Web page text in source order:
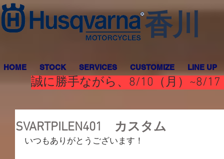
香川
HOME STOCK SERVICES CUSTOMIZE LINE UP
誠に勝手ながら、8/10（月）~8/
SVARTPILEN401 カスタム
いつもありがとうございます！